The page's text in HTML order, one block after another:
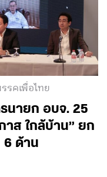
รคเพื่อไทย
นายก อบจ. 25
าส ใกล้บ้าน” ยก
6 ด้าน